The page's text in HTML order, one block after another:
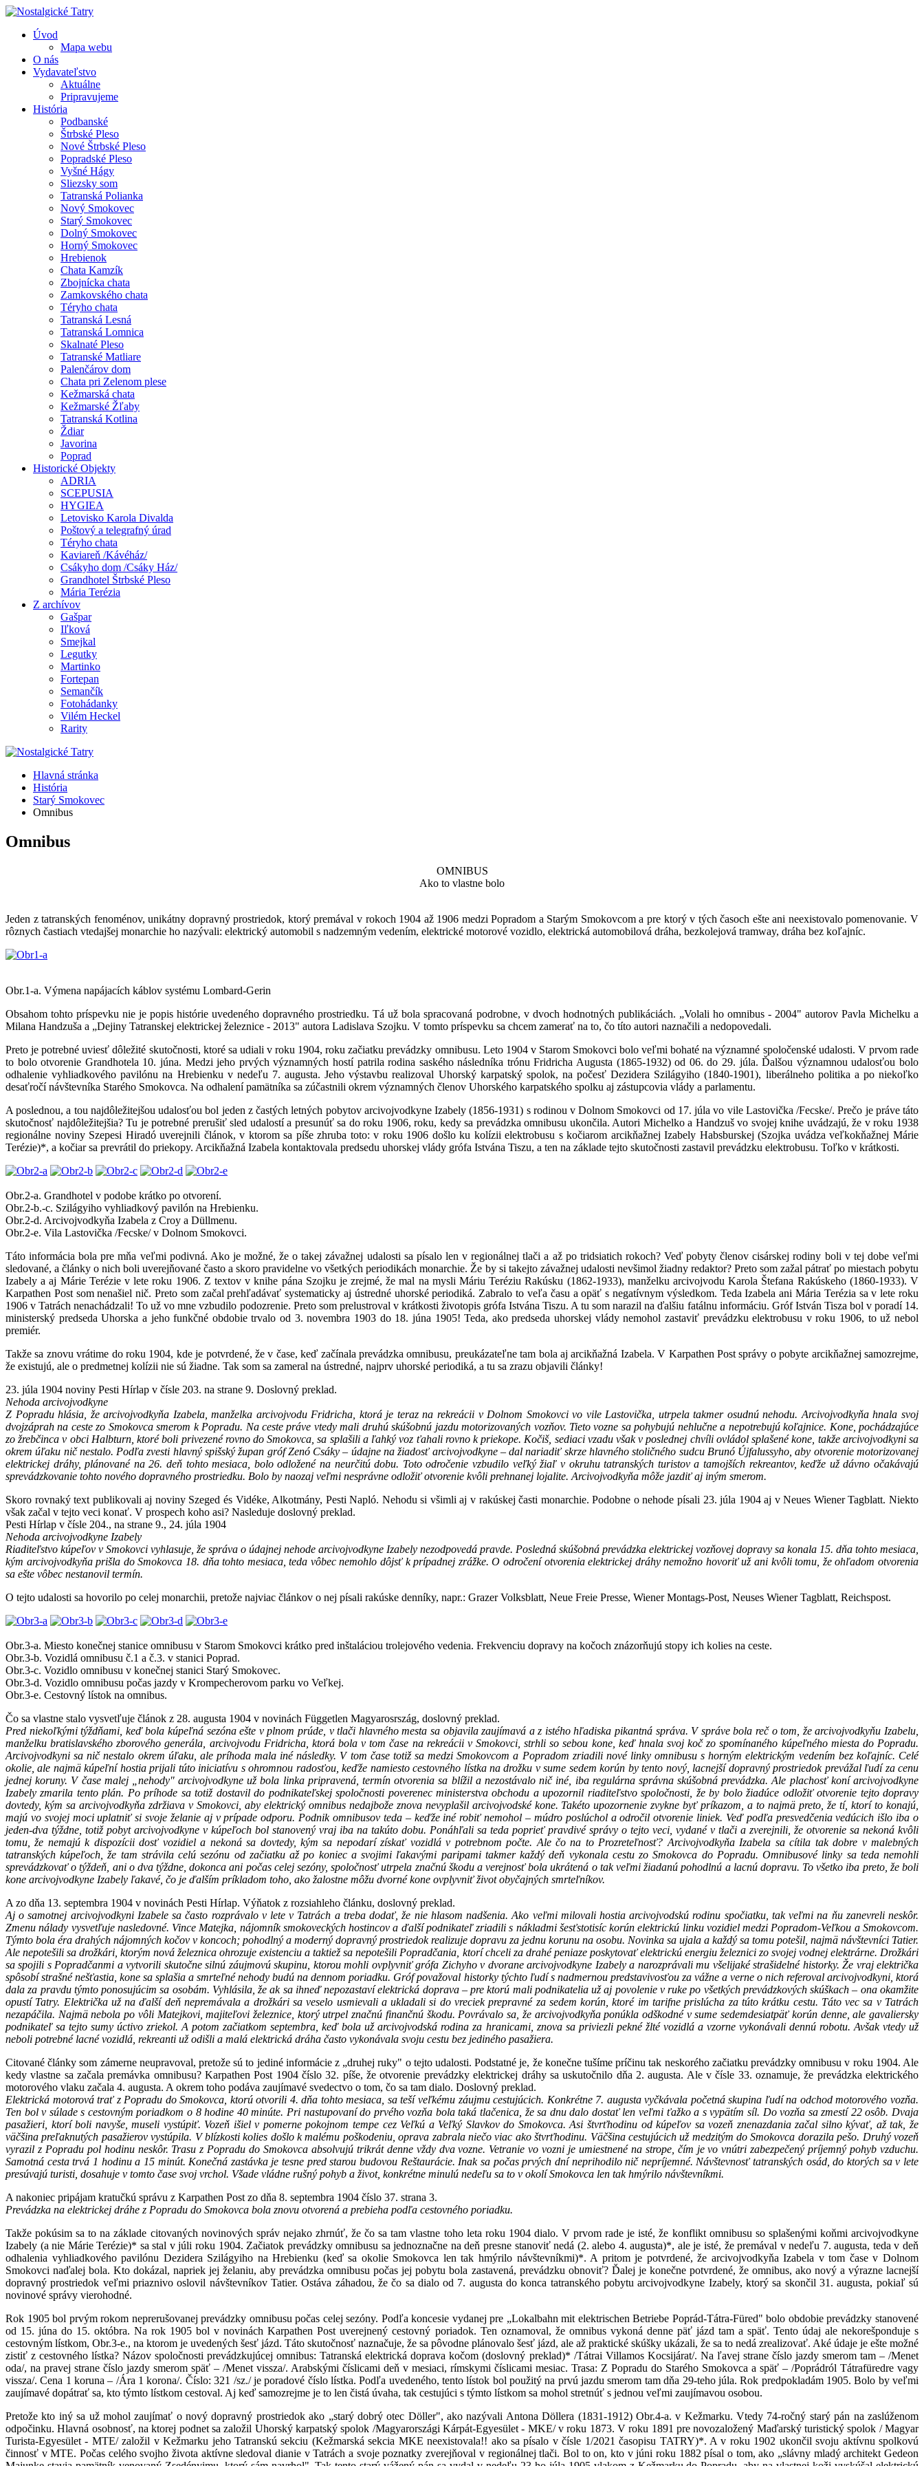
Úvod
Mapa webu
O nás
Vydavateľstvo
Aktuálne
Pripravujeme
História
Podbanské
Štrbské Pleso
Nové Štrbské Pleso
Popradské Pleso
Vyšné Hágy
Sliezsky som
Tatranská Polianka
Nový Smokovec
Starý Smokovec
Dolný Smokovec
Horný Smokovec
Hrebienok
Chata Kamzík
Zbojnícka chata
Zamkovského chata
Téryho chata
Tatranská Lesná
Tatranská Lomnica
Skalnaté Pleso
Tatranské Matliare
Palenčárov dom
Chata pri Zelenom plese
Kežmarská chata
Kežmarské Žľaby
Tatranská Kotlina
Ždiar
Javorina
Poprad
Historické Objekty
ADRIA
SCEPUSIA
HYGIEA
Letovisko Karola Divalda
Poštový a telegrafný úrad
Téryho chata
Kaviareň /Kávéház/
Csákyho dom /Csáky Ház/
Grandhotel Štrbské Pleso
Mária Terézia
Z archívov
Gašpar
Iľková
Smejkal
Legutky
Martinko
Fortepan
Semančík
Fotohádanky
Vilém Heckel
Rarity
Hlavná stránka
História
Starý Smokovec
Omnibus
Omnibus
OMNIBUS
Ako to vlastne bolo
Jeden z tatranských fenoménov, unikátny dopravný prostriedok, ktorý premával v rokoch 1904 až 1906 medzi Popradom a Starým Smokovcom a pre ktorý v tých časoch ešte ani neexistovalo pomenovanie. V
rôznych častiach vtedajšej monarchie ho nazývali: elektrický automobil s nadzemným vedením, elektrické motorové vozidlo, elektrická automobilová dráha, bezkolejová tramway, dráha bez koľajníc.
Obr.1-a. Výmena napájacích káblov systému Lombard-Gerin
Obsahom tohto príspevku nie je popis histórie uvedeného dopravného prostriedku. Tá už bola spracovaná podrobne, v dvoch hodnotných publikáciách. „Volali ho omnibus - 2004" autorov Pavla Michelku a
Milana Handzuša a „Dejiny Tatranskej elektrickej železnice - 2013" autora Ladislava Szojku. V tomto príspevku sa chcem zamerať na to, čo títo autori naznačili a nedopovedali.
Preto je potrebné uviesť dôležité skutočnosti, ktoré sa udiali v roku 1904, roku začiatku prevádzky omnibusu. Leto 1904 v Starom Smokovci bolo veľmi bohaté na významné spoločenské udalosti. V prvom rade
to bolo otvorenie Grandhotela 10. júna. Medzi jeho prvých významných hostí patrila rodina saského následníka trónu Fridricha Augusta (1865-1932) od 06. do 29. júla. Ďalšou významnou udalosťou bolo
odhalenie vyhliadkového pavilónu na Hrebienku v nedeľu 7. augusta. Jeho výstavbu realizoval Uhorský karpatský spolok, na počesť Dezidera Szilágyiho (1840-1901), liberálneho politika a po niekoľko
desaťročí návštevníka Starého Smokovca. Na odhalení pamätníka sa zúčastnili okrem významných členov Uhorského karpatského spolku aj zástupcovia vlády a parlamentu.
A poslednou, a tou najdôležitejšou udalosťou bol jeden z častých letných pobytov arcivojvodkyne Izabely (1856-1931) s rodinou v Dolnom Smokovci od 17. júla vo vile Lastovička /Fecske/. Prečo je práve táto
skutočnosť najdôležitejšia? Tu je potrebné prerušiť sled udalostí a presunúť sa do roku 1906, roku, kedy sa prevádzka omnibusu ukončila. Autori Michelko a Handzuš vo svojej knihe uvádzajú, že v roku 1938
regionálne noviny Szepesi Hiradó uverejnili článok, v ktorom sa píše zhruba toto: v roku 1906 došlo ku kolízii elektrobusu s kočiarom arcikňažnej Izabely Habsburskej (Szojka uvádza veľkokňažnej Márie
Terézie)*, a kočiar sa prevrátil do priekopy. Arcikňažná Izabela kontaktovala predsedu uhorskej vlády grófa Istvána Tiszu, a ten na základe tejto skutočnosti zastavil prevádzku elektrobusu. Toľko v krátkosti.
Obr.2-a. Grandhotel v podobe krátko po otvorení.
Obr.2-b.-c. Szilágyiho vyhliadkový pavilón na Hrebienku.
Obr.2-d. Arcivojvodkyňa Izabela z Croy a Düllmenu.
Obr.2-e. Vila Lastovička /Fecske/ v Dolnom Smokovci.
Táto informácia bola pre mňa veľmi podivná. Ako je možné, že o takej závažnej udalosti sa písalo len v regionálnej tlači a až po tridsiatich rokoch? Veď pobyty členov cisárskej rodiny boli v tej dobe veľmi
sledované, a články o nich boli uverejňované často a skoro pravidelne vo všetkých periodikách monarchie. Že by si takejto závažnej udalosti nevšimol žiadny redaktor? Preto som zažal pátrať po miestach pobytu
Izabely a aj Márie Terézie v lete roku 1906. Z textov v knihe pána Szojku je zrejmé, že mal na mysli Máriu Teréziu Rakúsku (1862-1933), manželku arcivojvodu Karola Štefana Rakúskeho (1860-1933). V
Karpathen Post som nenašiel nič. Preto som začal prehľadávať systematicky aj ústredné uhorské periodiká. Zabralo to veľa času a opäť s negatívnym výsledkom. Teda Izabela ani Mária Terézia sa v lete roku
1906 v Tatrách nenachádzali! To už vo mne vzbudilo podozrenie. Preto som prelustroval v krátkosti životopis grófa Istvána Tiszu. A tu som narazil na ďalšiu fatálnu informáciu. Gróf István Tisza bol v poradí 14.
ministerský predseda Uhorska a jeho funkčné obdobie trvalo od 3. novembra 1903 do 18. júna 1905! Teda, ako predseda uhorskej vlády nemohol zastaviť prevádzku elektrobusu v roku 1906, to už nebol
premiér.
Takže sa znovu vrátime do roku 1904, kde je potvrdené, že v čase, keď začínala prevádzka omnibusu, preukázateľne tam bola aj arcikňažná Izabela. V Karpathen Post správy o pobyte arcikňažnej samozrejme,
že existujú, ale o predmetnej kolízii nie sú žiadne. Tak som sa zameral na ústredné, najprv uhorské periodiká, a tu sa zrazu objavili články!
23. júla 1904 noviny Pesti Hírlap v čísle 203. na strane 9. Doslovný preklad.
Nehoda arcivojvodkyne
Z Popradu hlásia, že arcivojvodkyňa Izabela, manželka arcivojvodu Fridricha, ktorá je teraz na rekreácii v Dolnom Smokovci vo vile Lastovička, utrpela takmer osudnú nehodu. Arcivojvodkyňa hnala svoj
dvojzáprah na ceste zo Smokovca smerom k Popradu. Na ceste práve vtedy mali druhú skúšobnú jazdu motorizovaných vozňov. Tieto vozne sa pohybujú nehlučne a nepotrebujú koľajnice. Kone, pochádzajúce
zo žrebčinca v obci Halbturn, ktoré boli privezené rovno do Smokovca, sa splašili a ľahký voz ťahali rovno k priekope. Kočiš, sediaci vzadu však v poslednej chvíli ovládol splašené kone, takže arcivojvodkyni sa
okrem úľaku nič nestalo. Podľa zvesti hlavný spišský župan gróf Zenó Csáky – údajne na žiadosť arcivojvodkyne – dal nariadiť skrze hlavného stoličného sudcu Brunó Újfalussyho, aby otvorenie motorizovanej
elektrickej dráhy, plánované na 26. deň tohto mesiaca, bolo odložené na neurčitú dobu. Toto odročenie vzbudilo veľký žiaľ v okruhu tatranských turistov a tamojších rekreantov, keďže už dávno očakávajú
sprevádzkovanie tohto nového dopravného prostriedku. Bolo by naozaj veľmi nesprávne odložiť otvorenie kvôli prehnanej lojalite. Arcivojvodkyňa môže jazdiť aj iným smerom.
Skoro rovnaký text publikovali aj noviny Szeged és Vidéke, Alkotmány, Pesti Napló. Nehodu si všimli aj v rakúskej časti monarchie. Podobne o nehode písali 23. júla 1904 aj v Neues Wiener Tagblatt. Niekto
však začal v tejto veci konať. V prospech koho asi? Nasleduje doslovný preklad.
Pesti Hírlap v čísle 204., na strane 9., 24. júla 1904
Nehoda arcivojvodkyne Izabely
Riaditeľstvo kúpeľov v Smokovci vyhlasuje, že správa o údajnej nehode arcivojvodkyne Izabely nezodpovedá pravde. Posledná skúšobná prevádzka elektrickej vozňovej dopravy sa konala 15. dňa tohto mesiaca,
kým arcivojvodkyňa prišla do Smokovca 18. dňa tohto mesiaca, teda vôbec nemohlo dôjsť k prípadnej zrážke. O odročení otvorenia elektrickej dráhy nemožno hovoriť už ani kvôli tomu, že ohľadom otvorenia
sa ešte vôbec nestanovil termín.
O tejto udalosti sa hovorilo po celej monarchii, pretože najviac článkov o nej písali rakúske denníky, napr.: Grazer Volksblatt, Neue Freie Presse, Wiener Montags-Post, Neuses Wiener Tagblatt, Reichspost.
Obr.3-a. Miesto konečnej stanice omnibusu v Starom Smokovci krátko pred inštaláciou trolejového vedenia. Frekvenciu dopravy na kočoch znázorňujú stopy ich kolies na ceste.
Obr.3-b. Vozidlá omnibusu č.1 a č.3. v stanici Poprad.
Obr.3-c. Vozidlo omnibusu v konečnej stanici Starý Smokovec.
Obr.3-d. Vozidlo omnibusu počas jazdy v Krompecherovom parku vo Veľkej.
Obr.3-e. Cestovný lístok na omnibus.
Čo sa vlastne stalo vysvetľuje článok z 28. augusta 1904 v novinách Független Magyarosrszág, doslovný preklad.
Pred niekoľkými týždňami, keď bola kúpeľná sezóna ešte v plnom prúde, v tlači hlavného mesta sa objavila zaujímavá a z istého hľadiska pikantná správa. V správe bola reč o tom, že arcivojvodkyňu Izabelu,
manželku bratislavského zborového generála, arcivojvodu Fridricha, ktorá bola v tom čase na rekreácii v Smokovci, strhli so sebou kone, keď hnala svoj koč zo spomínaného kúpeľného miesta do Popradu.
Arcivojvodkyni sa nič nestalo okrem úľaku, ale príhoda mala iné následky. V tom čase totiž sa medzi Smokovcom a Popradom zriadili nové linky omnibusu s horným elektrickým vedením bez koľajníc. Celé
okolie, ale najmä kúpeľní hostia prijali túto iniciatívu s ohromnou radosťou, keďže namiesto cestovného lístka na drožku v sume sedem korún by tento nový, lacnejší dopravný prostriedok prevážal ľudí za cenu
jednej koruny. V čase malej „nehody" arcivojvodkyne už bola linka pripravená, termín otvorenia sa blížil a nezostávalo nič iné, iba regulárna správna skúšobná prevádzka. Ale plachosť koní arcivojvodkyne
Izabely zmarila tento plán. Po príhode sa totiž dostavil do podnikateľskej spoločnosti poverenec ministerstva obchodu a upozornil riaditeľstvo spoločnosti, že by bolo žiadúce odložiť otvorenie tejto dopravy
dovtedy, kým sa arcivojvodkyňa zdržiava v Smokovci, aby elektrický omnibus nedajbože znova nevyplašil arcivojvodské kone. Takéto upozornenie zvykne byť príkazom, a to najmä preto, že tí, ktorí to konajú,
majú vo svojej moci uplatniť si svoje želanie aj v prípade odporu. Podnik omnibusov teda – keďže iné robiť nemohol – múdro poslúchol a odročil otvorenie liniek. Veď podľa presvedčenia vedúcich išlo iba o
jeden-dva týždne, totiž pobyt arcivojvodkyne v kúpeľoch bol stanovený vraj iba na takúto dobu. Ponáhľali sa teda poprieť pravdivé správy o tejto veci, vydané v tlači a zverejnili, že otvorenie sa nekoná kvôli
tomu, že nemajú k dispozícii dosť vozidiel a nekoná sa dovtedy, kým sa nepodarí získať vozidlá v potrebnom počte. Ale čo na to Prozreteľnosť? Arcivojvodkyňa Izabela sa cítila tak dobre v malebných
tatranských kúpeľoch, že tam strávila celú sezónu od začiatku až po koniec a svojimi ľakavými paripami takmer každý deň vykonala cestu zo Smokovca do Popradu. Omnibusové linky sa teda nemohli
sprevádzkovať o týždeň, ani o dva týždne, dokonca ani počas celej sezóny, spoločnosť utrpela značnú škodu a verejnosť bola ukrátená o tak veľmi žiadanú pohodlnú a lacnú dopravu. To všetko iba preto, že boli
kone arcivojvodkyne Izabely ľakavé, čo je ďalším príkladom toho, ako žalostne môžu dvorné kone ovplyvniť život obyčajných smrteľníkov.
A zo dňa 13. septembra 1904 v novinách Pesti Hírlap. Výňatok z rozsiahleho článku, doslovný preklad.
Aj o samotnej arcivojvodkyni Izabele sa často rozprávalo v lete v Tatrách a treba dodať, že nie hlasom nadšenia. Ako veľmi milovali hostia arcivojvodskú rodinu spočiatku, tak veľmi na ňu zanevreli neskôr.
Zmenu nálady vysvetľuje nasledovné. Vince Matejka, nájomník smokoveckých hostincov a ďalší podnikateľ zriadili s nákladmi šesťstotisíc korún elektrickú linku vozidiel medzi Popradom-Veľkou a Smokovcom.
Týmto bola éra drahých nájomných kočov v koncoch; pohodlný a moderný dopravný prostriedok realizuje dopravu za jednu korunu na osobu. Novinka sa ujala a každý sa tomu potešil, najmä návštevníci Tatier.
Ale nepotešili sa drožkári, ktorým nová železnica ohrozuje existenciu a taktiež sa nepotešili Popradčania, ktorí chceli za drahé peniaze poskytovať elektrickú energiu železnici zo svojej vodnej elektrárne. Drožkári
sa spojili s Popradčanmi a vytvorili skutočne silnú záujmovú skupinu, ktorou mohli ovplyvniť grófa Zichyho v dvorane arcivojvodkyne Izabely a narozprávali mu všelijaké strašidelné historky. Že vraj električka
spôsobí strašné nešťastia, kone sa splašia a smrteľné nehody budú na dennom poriadku. Gróf považoval historky týchto ľudí s nadmernou predstavivosťou za vážne a verne o nich referoval arcivojvodkyni, ktorá
dala za pravdu týmto ponosujúcim sa osobám. Vyhlásila, že ak sa ihneď nepozastaví elektrická doprava – pre ktorú mali podnikatelia už aj povolenie v ruke po všetkých prevádzkových skúškach – ona okamžite
opustí Tatry. Električka už na ďalší deň nepremávala a drožkári sa veselo usmievali a ukladali si do vreciek prepravné za sedem korún, ktoré im tarifne prislúcha za túto krátku cestu. Táto vec sa v Tatrách
nezapáčila. Najmä nebola po vôli Matejkovi, majiteľovi železnice, ktorý utrpel značnú finančnú škodu. Povrávalo sa, že arcivojvodkyňa ponúkla odškodné v sume sedemdesiatpäť korún denne, ale gavaliersky
podnikateľ sa tejto sumy úctivo zriekol. A potom začiatkom septembra, keď bola už arcivojvodská rodina za hranicami, znova sa priviezli pekné žlté vozidlá a vzorne vykonávali dennú robotu. Avšak vtedy už
neboli potrebné lacné vozidlá, rekreanti už odišli a malá elektrická dráha často vykonávala svoju cestu bez jediného pasažiera.
Citované články som zámerne neupravoval, pretože sú to jediné informácie z „druhej ruky" o tejto udalosti. Podstatné je, že konečne tušíme príčinu tak neskorého začiatku prevádzky omnibusu v roku 1904. Ale
kedy vlastne sa začala premávka omnibusu? Karpathen Post 1904 číslo 32. píše, že otvorenie prevádzky elektrickej dráhy sa uskutočnilo dňa 2. augusta. Ale v čísle 33. oznamuje, že prevádzka elektrického
motorového vlaku začala 4. augusta. A okrem toho podáva zaujímavé svedectvo o tom, čo sa tam dialo. Doslovný preklad.
Elektrická motorová trať z Popradu do Smokovca, ktorú otvorili 4. dňa tohto mesiaca, sa teší veľkému záujmu cestujúcich. Konkrétne 7. augusta vyčkávala početná skupina ľudí na odchod motorového vozňa.
Ten bol v súlade s cestovným poriadkom o 8 hodine 40 minúte. Pri nastupovaní do prvého vozňa bola taká tlačenica, že sa dnu dalo dostať len veľmi ťažko a s vypätím síl. Do vozňa sa zmestí 22 osôb. Dvaja
pasažieri, ktorí boli navyše, museli vystúpiť. Vozeň išiel v pomerne pokojnom tempe cez Veľkú a Veľký Slavkov do Smokovca. Asi štvrťhodinu od kúpeľov sa vozeň znenazdania začal silno kývať, až tak, že
väčšina preľaknutých pasažierov vystúpila. V blízkosti kolies došlo k malému poškodeniu, oprava zabrala niečo viac ako štvrťhodinu. Väčšina cestujúcich už medzitým do Smokovca dorazila pešo. Druhý vozeň
vyrazil z Popradu pol hodinu neskôr. Trasu z Popradu do Smokovca absolvujú trikrát denne vždy dva vozne. Vetranie vo vozni je umiestnené na strope, čím je vo vnútri zabezpečený príjemný pohyb vzduchu.
Samotná cesta trvá 1 hodinu a 15 minút. Konečná zastávka je tesne pred starou budovou Reštaurácie. Inak sa počas prvých dní neprihodilo nič nepríjemné. Návštevnosť tatranských osád, do ktorých sa v lete
presúvajú turisti, dosahuje v tomto čase svoj vrchol. Všade vládne rušný pohyb a život, konkrétne minulú nedeľu sa to v okolí Smokovca len tak hmýrilo návštevníkmi.
A nakoniec pripájam kratučkú správu z Karpathen Post zo dňa 8. septembra 1904 číslo 37. strana 3.
Prevádzka na elektrickej dráhe z Popradu do Smokovca bola znovu otvorená a prebieha podľa cestovného poriadku.
Takže pokúsim sa to na základe citovaných novinových správ nejako zhrnúť, že čo sa tam vlastne toho leta roku 1904 dialo. V prvom rade je isté, že konflikt omnibusu so splašenými koňmi arcivojvodkyne
Izabely (a nie Márie Terézie)* sa stal v júli roku 1904. Začiatok prevádzky omnibusu sa jednoznačne na deň presne stanoviť nedá (2. alebo 4. augusta)*, ale je isté, že premával v nedeľu 7. augusta, teda v deň
odhalenia vyhliadkového pavilónu Dezidera Szilágyiho na Hrebienku (keď sa okolie Smokovca len tak hmýrilo návštevníkmi)*. A pritom je potvrdené, že arcivojvodkyňa Izabela v tom čase v Dolnom
Smokovci naďalej bola. Kto dokázal, napriek jej želaniu, aby prevádzka omnibusu počas jej pobytu bola zastavená, prevádzku obnoviť? Ďalej je konečne potvrdené, že omnibus, ako nový a výrazne lacnejší
dopravný prostriedok veľmi priaznivo oslovil návštevníkov Tatier. Ostáva záhadou, že čo sa dialo od 7. augusta do konca tatranského pobytu arcivojvodkyne Izabely, ktorý sa skončil 31. augusta, pokiaľ sú
novinové správy vierohodné.
Rok 1905 bol prvým rokom neprerušovanej prevádzky omnibusu počas celej sezóny. Podľa koncesie vydanej pre „Lokalbahn mit elektrischen Betriebe Poprád-Tátra-Füred" bolo obdobie prevádzky stanovené
od 15. júna do 15. októbra. Na rok 1905 bol v novinách Karpathen Post uverejnený cestovný poriadok. Ten oznamoval, že omnibus vykoná denne päť jázd tam a späť. Tento údaj ale nekorešponduje s
cestovným lístkom, Obr.3-e., na ktorom je uvedených šesť jázd. Táto skutočnosť naznačuje, že sa pôvodne plánovalo šesť jázd, ale až praktické skúšky ukázali, že sa to nedá zrealizovať. Aké údaje je ešte možné
zistiť z cestovného lístka? Názov spoločnosti prevádzkujúcej omnibus: Tatranská elektrická doprava kočom (doslovný preklad)* /Tátrai Villamos Kocsijárat/. Na ľavej strane číslo jazdy smerom tam – /Menet
oda/, na pravej strane číslo jazdy smerom späť – /Menet vissza/. Arabskými číslicami deň v mesiaci, rímskymi číslicami mesiac. Trasa: Z Popradu do Starého Smokovca a späť – /Poprádról Tátrafüredre vagy
vissza/. Cena 1 koruna – /Ára 1 korona/. Číslo: 321 /sz./ je poradové číslo lístka. Podľa uvedeného, tento lístok bol použitý na prvú jazdu smerom tam dňa 29-teho júla. Rok predpokladám 1905. Bolo by veľmi
zaujímavé dopátrať sa, kto týmto lístkom cestoval. Aj keď samozrejme je to len čistá úvaha, tak cestujúci s týmto lístkom sa mohol stretnúť s jednou veľmi zaujímavou osobou.
Pretože kto iný sa už mohol zaujímať o nový dopravný prostriedok ako „starý dobrý otec Döller", ako nazývali Antona Döllera (1831-1912) Obr.4-a. v Kežmarku. Vtedy 74-ročný starý pán na zaslúženom
odpočinku. Hlavná osobnosť, na ktorej podnet sa založil Uhorský karpatský spolok /Magyarországi Kárpát-Egyesület - MKE/ v roku 1873. V roku 1891 pre novozaložený Maďarský turistický spolok / Magyar
Turista-Egyesület - MTE/ založil v Kežmarku jeho Tatranskú sekciu (Kežmarská sekcia MKE neexistovala!! ako sa písalo v čísle 1/2021 časopisu TATRY)*. A v roku 1902 ukončil svoju aktívnu spolkovú
činnosť v MTE. Počas celého svojho života aktívne sledoval dianie v Tatrách a svoje poznatky zverejňoval v regionálnej tlači. Bol to on, kto v júni roku 1882 písal o tom, ako „slávny mladý architekt Gedeon